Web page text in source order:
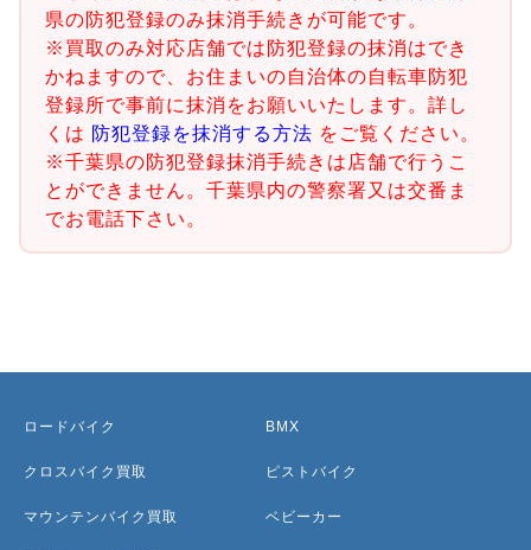
県の防犯登録のみ抹消手続きが可能です。
※買取のみ対応店舗では防犯登録の抹消はでき
かねますので、お住まいの自治体の自転車防犯
登録所で事前に抹消をお願いいたします。詳し
くは 防犯登録を抹消する方法 をご覧ください。
※千葉県の防犯登録抹消手続きは店舗で行うこ
とができません。千葉県内の警察署又は交番ま
でお電話下さい。
ロードバイク
クロスバイク買取
マウンテンバイク買取
BMX
ピストバイク
ベビーカー